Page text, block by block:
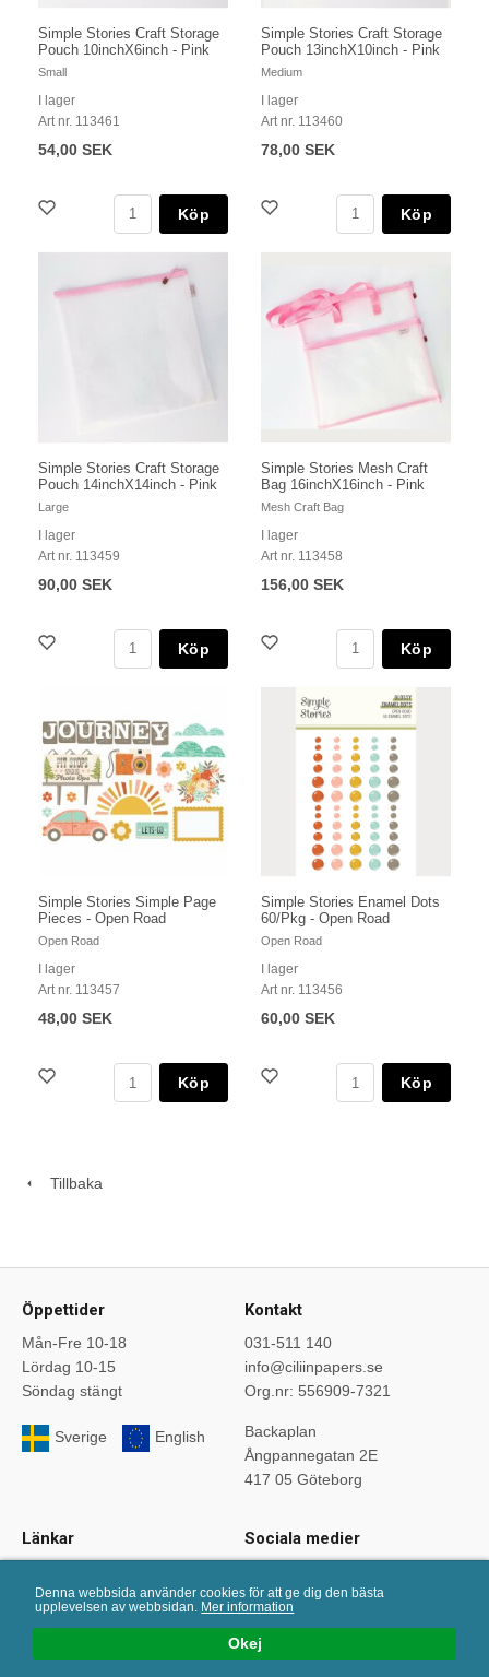
Okej
Denna webbsida använder cookies för att ge dig den bästa
upplevelsen av webbsidan. Mer information
Simple Stories Craft Storage
Pouch 10inchX6inch - Pink
Small
I lager
Art nr. 113461
54,00 SEK
Köp
Simple Stories Craft Storage
Pouch 13inchX10inch - Pink
Medium
I lager
Art nr. 113460
78,00 SEK
Köp
Simple Stories Craft Storage
Pouch 14inchX14inch - Pink
Large
I lager
Art nr. 113459
90,00 SEK
Köp
Simple Stories Mesh Craft
Bag 16inchX16inch - Pink
Mesh Craft Bag
I lager
Art nr. 113458
156,00 SEK
Köp
Simple Stories Simple Page
Pieces - Open Road
Open Road
I lager
Art nr. 113457
48,00 SEK
Köp
Simple Stories Enamel Dots
60/Pkg - Open Road
Open Road
I lager
Art nr. 113456
60,00 SEK
Köp
Tillbaka
Öppettider
Mån-Fre 10-18
Lördag 10-15
Söndag stängt
Sverige English
Kontakt
031-511 140
info@ciliinpapers.se
Org.nr: 556909-7321
Backaplan
Ångpannegatan 2E
417 05 Göteborg
Länkar
Om oss
Köpvillkor
Bloggen
Sociala medier